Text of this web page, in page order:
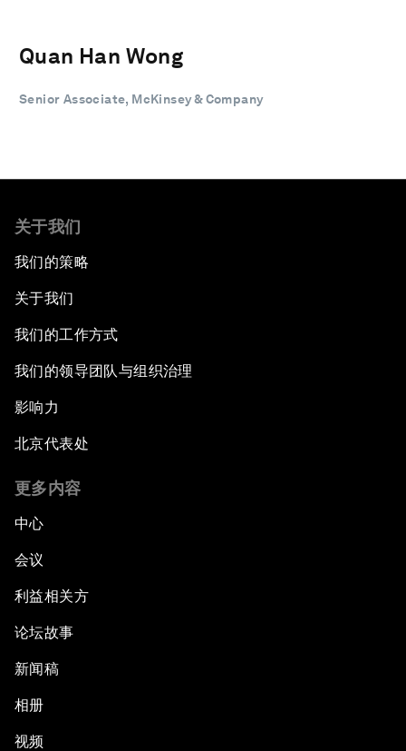
Quan Han Wong
Senior Associate, McKinsey & Company
关于我们
我们的策略
关于我们
我们的工作方式
我们的领导团队与组织治理
影响力
北京代表处
更多内容
中心
会议
利益相关方
论坛故事
新闻稿
相册
视频